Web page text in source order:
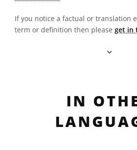
If you notice a factual or translation
term or definition then please get in
IN